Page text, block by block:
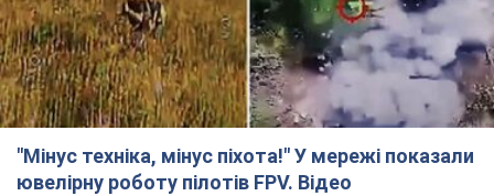
"Мінус техніка, мінус піхота!" У мережі показали
ювелірну роботу пілотів FPV. Відео